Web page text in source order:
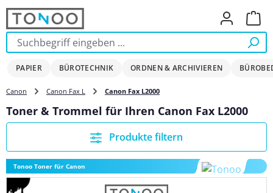
Zum Hauptinhalt springen
PAPIER BÜROTECHNIK ORDNEN & ARCHIVIEREN
Canon Canon Fax L Canon Fax L2000
Toner & Trommel für Ihren Canon Fax L2000
Produkte filtern
Tonoo Toner für Canon